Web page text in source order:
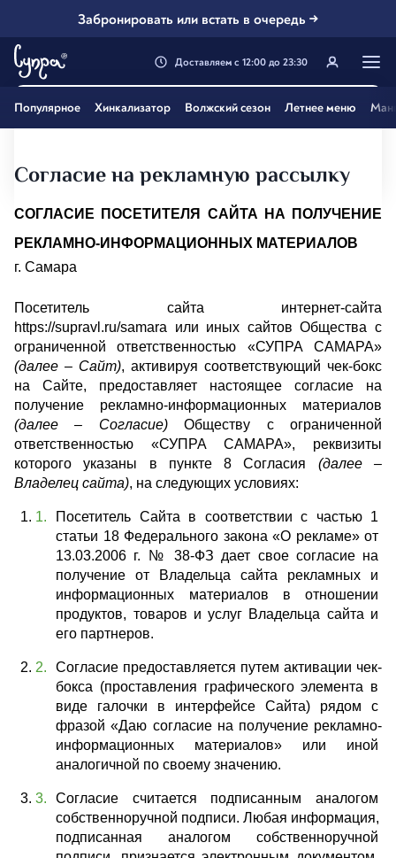
Забронировать или встать в очередь →
Генацвале, твой город
Самара?
Доставляем с 12:00 до 23:30
Популярное Хинкализатор Волжский сезон Летнее меню
Согласие на рекламную рассылку
СОГЛАСИЕ ПОСЕТИТЕЛЯ САЙТА НА ПОЛУЧЕНИЕ
РЕКЛАМНО-ИНФОРМАЦИОННЫХ МАТЕРИАЛОВ
г. Самара
Посетитель сайта интернет-сайта
https://supravl.ru/samara или иных сайтов Общества с
(далее – Сайт), активируя соответствующий чек-бокс
на Сайте, предоставляет настоящее согласие на
получение рекламно-информационных материалов
(далее – Согласие) Обществу с ограниченной
ответственностью «СУПРА САМАРА», реквизиты
которого указаны в пункте 8 Согласия (далее –
Владелец сайта), на следующих условиях:
Посетитель Сайта в соответствии с частью 1
статьи 18 Федерального закона «О рекламе» от
13.03.2006 г. № 38-ФЗ дает свое согласие на
получение от Владельца сайта рекламных и
информационных материалов в отношении
продуктов, товаров и услуг Владельца сайта и
его партнеров.
Согласие предоставляется путем активации чек-
бокса (проставления графического элемента в
виде галочки в интерфейсе Сайта) рядом с
фразой «Даю согласие на получение рекламно-
информационных материалов» или иной
аналогичной по своему значению.
Согласие считается подписанным аналогом
собственноручной подписи. Любая информация,
подписанная аналогом собственноручной